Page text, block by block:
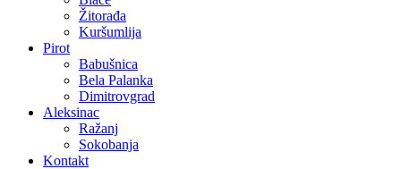
Žitorađa
Kuršumlija
Pirot
Babušnica
Bela Palanka
Dimitrovgrad
Aleksinac
Ražanj
Sokobanja
Kontakt